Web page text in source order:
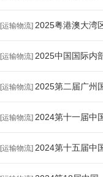
[运输物流] 2025粤港澳大湾
[运输物流] 2025中国国际内
[运输物流] 2025第二届广州
[运输物流] 2024第十一届中
[运输物流] 2024第十五届中